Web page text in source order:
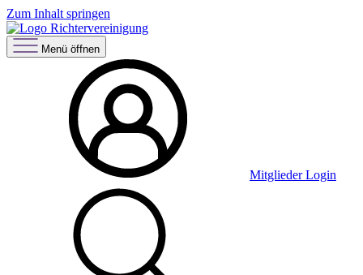
Zum Inhalt springen
Menü öffnen
Mitglieder Login